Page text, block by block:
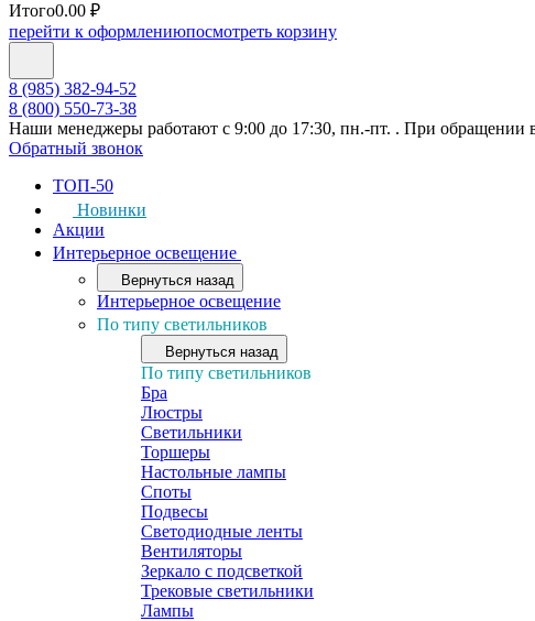
Итого0.00 ₽
перейти к оформлениюпосмотреть корзину
8 (985) 382-94-52
8 (800) 550-73-38
Наши менеджеры работают с 9:00 до 17:30, пн.-пт. . При обращении
Обратный звонок
ТОП-50
Новинки
Акции
Интерьерное освещение
Вернуться назад
Интерьерное освещение
По типу светильников
Вернуться назад
По типу светильников
Бра
Люстры
Светильники
Торшеры
Настольные лампы
Споты
Подвесы
Светодиодные ленты
Вентиляторы
Зеркало с подсветкой
Трековые светильники
Лампы